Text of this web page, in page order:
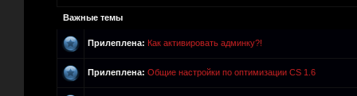
Важные темы
Прилеплена: Как активировать админку?!
Прилеплена: Общие настройки по оптимизации CS 1.6